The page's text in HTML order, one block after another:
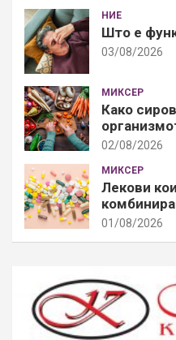
НИЕ
Што е
03/08/2026
МИКСЕР
Како
02/08/2026
МИКСЕР
Лекови
01/08/2026